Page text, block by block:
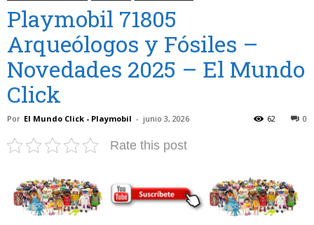
Playmobil 71805
Arqueólogos y Fósiles –
Novedades 2025 – El Mundo
Click
Por El Mundo Click - Playmobil - junio 3, 2026 0
62
Rate this post